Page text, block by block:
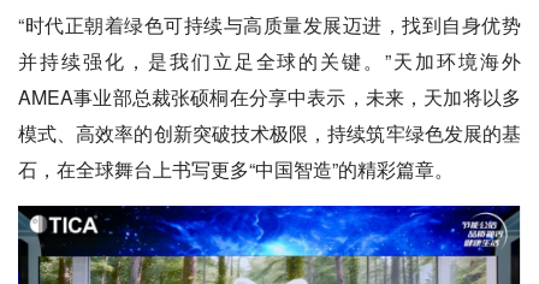
“时代正朝着绿色可持续与高质量发展迈进，找到自身优势
并持续强化，是我们立足全球的关键。”天加环境海外
AMEA事业部总裁张硕桐在分享中表示，未来，天加将以多
模式、高效率的创新突破技术极限，持续筑牢绿色发展的基
石，在全球舞台上书写更多“中国智造”的精彩篇章。